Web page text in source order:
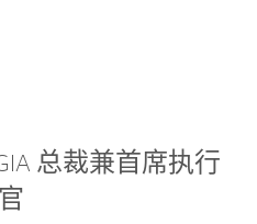
总裁兼首席执行
官